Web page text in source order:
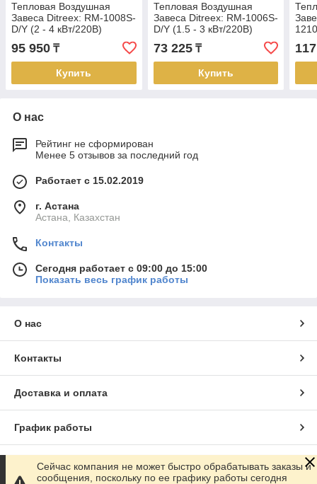
Тепловая Воздушная
Завеса Ditreex: RM-1008S-
D/Y (2 - 4 кВт/220В)
95 950 ₸
Купить
Тепловая Воздушная
Завеса Ditreex: RM-1006S-
D/Y (1.5 - 3 кВт/220В)
73 225₸
Купить
О нас
Рейтинг не сформирован
Менее 5 отзывов за последний год
Работает с 15.02.2019
г. Астана
Астана, Казахстан
Контакты
Сегодня работает с 09:00 до 15:00
Показать весь график работы
О нас
Контакты
Доставка и оплата
График работы
Полная версия сайта
Сейчас компания не может быстро обрабатывать заказы и
сообщения, поскольку по ее графику работы сегодня